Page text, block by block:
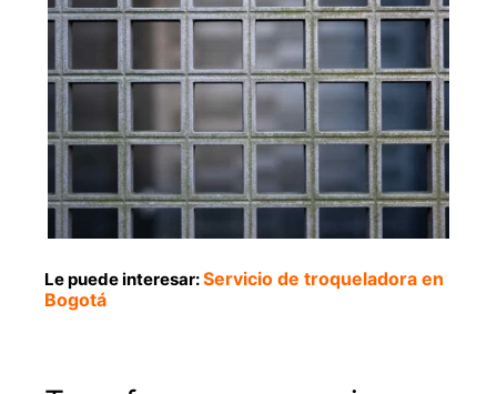
Le puede interesar:Servicio de troqueladora en
Bogotá